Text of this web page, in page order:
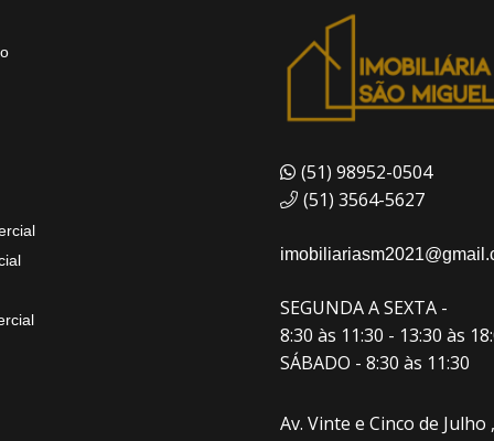
(51) 98952-0504
(51) 3564-5627
SEGUNDA A SEXTA -
8:30 às 11:30 - 13:30 às
SÁBADO - 8:30 às 11:30
Av. Vinte e Cinco de Julho